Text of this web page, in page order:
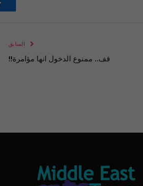
السابق
قف.. ممنوع الدخول انها مؤامرة!!